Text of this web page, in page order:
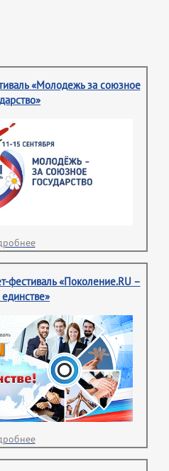
«Молодежь за союзное
«Поколение.RU –